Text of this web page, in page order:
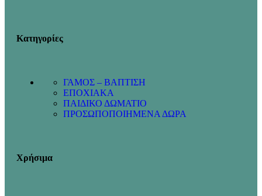
Κατηγορίες
ΓΑΜΟΣ – ΒΑΠΤΙΣΗ
ΕΠΟΧΙΑΚΑ
ΠΑΙΔΙΚΟ ΔΩΜΑΤΙΟ
ΠΡΟΣΩΠΟΠΟΙΗΜΕΝΑ ΔΩΡΑ
Χρήσιμα